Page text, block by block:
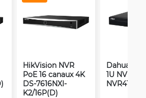
HikVision NVR
PoE 16 canaux 4K
DS-7616NXI-
K2/16P(D)
Dahua 16-
1U NVR